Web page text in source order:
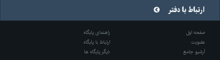
ارتباط با دفتر
صفحه اول
راهنمای پایگاه
عضویت
ارتباط با پایگاه
آرشیو جامع
دیگر پایگاه ها